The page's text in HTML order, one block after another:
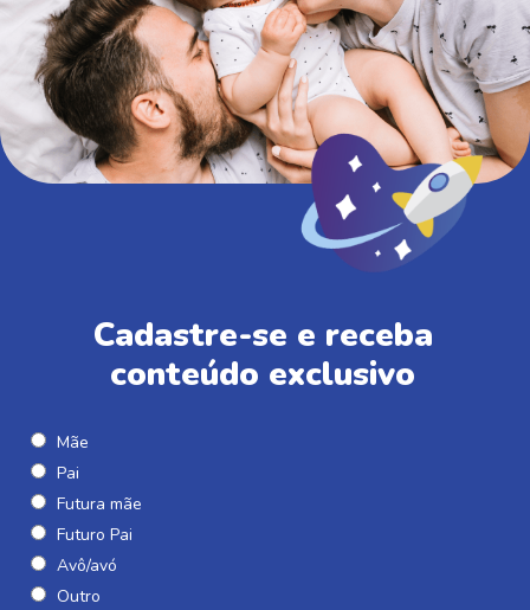
Cadastre-se e receba
conteúdo exclusivo
Mãe
Pai
Futura mãe
Futuro Pai
Avô/avó
Outro